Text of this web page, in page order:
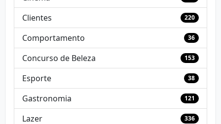
Clientes 220
Comportamento 36
Concurso de Beleza 153
Esporte 38
Gastronomia 121
Lazer 336